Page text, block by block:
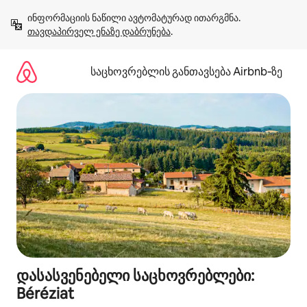
გადასვლა
თავდაპირველ ენაზე დაბრუნება.
საცხოვრებლის განთავსება Airbnb‑ზე
დასასვენებელი საცხოვრებლები:
Béréziat